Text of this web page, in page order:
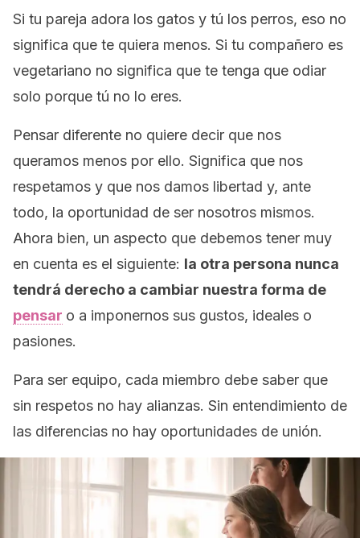
Si tu pareja adora los gatos y tú los perros, eso no
significa que te quiera menos. Si tu compañero es
vegetariano no significa que te tenga que odiar
solo porque tú no lo eres.
Pensar diferente no quiere decir que nos
queramos menos por ello. Significa que nos
respetamos y que nos damos libertad y, ante
todo, la oportunidad de ser nosotros mismos.
Ahora bien, un aspecto que debemos tener muy
en cuenta es el siguiente: la otra persona nunca
tendrá derecho a cambiar nuestra forma de
pensar o a imponernos sus gustos, ideales o
pasiones.
Para ser equipo, cada miembro debe saber que
sin respetos no hay alianzas. Sin entendimiento de
las diferencias no hay oportunidades de unión.